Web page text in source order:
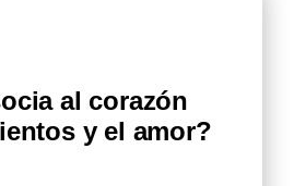
al corazón
y el amor?